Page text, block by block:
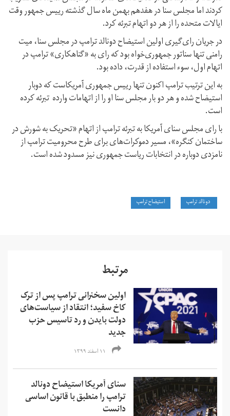
کردند اما مجلس سنا در هفدهم بهمن ماه سال گذشته رییس جمهور وقت
ایالات متحده را از هر دو اتهام تبرئه کرد.
در جریان رای‌گیری اولین استیضاح دونالد ترامپ در مجلس سنا، میت
رامنی تنها سناتور جمهوری‌خواه بود که رای به «گناهکاری» ترامپ در
اتهام اول، سوء استفاده از قدرت، داده بود.
به این ترتیب ترامپ اکنون تنها رییس جمهوری آمریکاست که دوبار
استیضاح شده و هر دو بار مجلس سنا او را از اتهامات وارده تبرئه کرده
است.
با رای مجلس سنای آمریکا به تبرئه ترامپ از اتهام «تحریک به شورش در
ساختمان کنگره»، مسیر دموکرات‌های برای طرح محرومیت ترامپ از
نامزدی دوباره در انتخابات ریاست جمهوری نیز مسدود شده است.
دونالد ترامپ استیضاح ترامپ
مرتبط
اولین سخنرانی ترامپ پس از ترک
کاخ سفید؛‌ انتقاد از سیاست‌های
دولت بایدن و رد تاسیس حزب
جدید
۱۱ اسفند ۱۳۹۹
سنای آمریکا استیضاح دونالد
ترامپ را منطبق با قانون اساسی
دانست